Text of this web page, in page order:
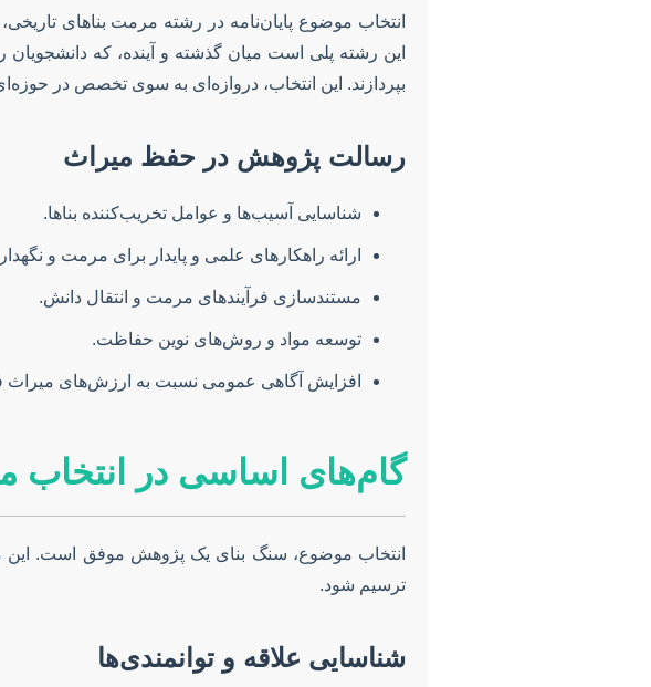
انتخاب موضوع پایان‌نامه در رشته مرمت بناهای
این رشته پلی است میان گذشته و آینده، که
بپردازند. این انتخاب، دروازه‌ای به سوی تخصص در
رسالت پژوهش در حفظ میراث
شناسایی آسیب‌ها و عوامل تخریب‌کننده بناها.
ارائه راهکارهای علمی و پایدار برای مرمت و
مستندسازی فرآیندهای مرمت و انتقال دانش.
توسعه مواد و روش‌های نوین حفاظت.
افزایش آگاهی عمومی نسبت به ارزش‌های میراث
گام‌های اساسی در انتخاب
انتخاب موضوع، سنگ بنای یک پژوهش موفق است.
ترسیم شود.
شناسایی علاقه و توانمندی‌ها